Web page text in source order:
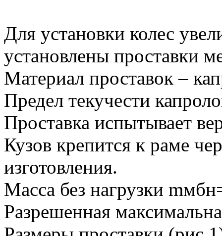
Для установки колес
установлены проставки
Материал проставок –
Предел текучести
Проставка испытывает
Кузов крепится к раме
изготовления.
Масса без нагрузки
Разрешенная